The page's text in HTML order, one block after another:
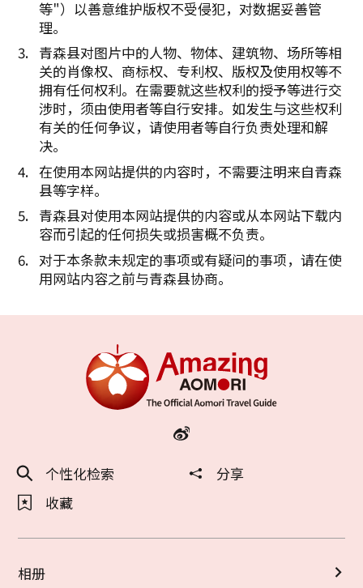
等"）以善意维护版权不受侵犯，对数据妥善管
理。
青森县对图片中的人物、物体、建筑物、场所等相
关的肖像权、商标权、专利权、版权及使用权等不
拥有任何权利。在需要就这些权利的授予等进行交
涉时，须由使用者等自行安排。如发生与这些权利
有关的任何争议，请使用者等自行负责处理和解
决。
在使用本网站提供的内容时，不需要注明来自青森
县等字样。
青森县对使用本网站提供的内容或从本网站下载内
容而引起的任何损失或损害概不负责。
对于本条款未规定的事项或有疑问的事项，请在使
用网站内容之前与青森县协商。
个性化检索
分享
收藏
相册